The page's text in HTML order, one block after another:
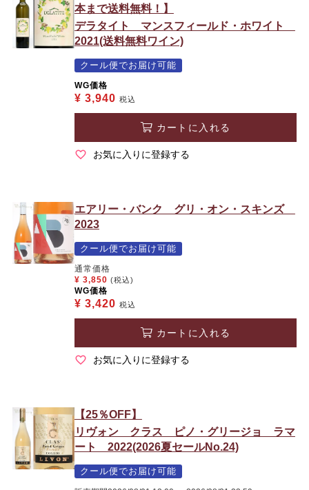
本まで送料無料！】
デラタイト マンスフィールド・ホワイト
2021(送料無料ワイン)
クール便でお届け可能
WG価格
¥ 3,940 税込
カートに入れる
お気に入りに登録する
エアリー・バンク グリ・オン・スキンズ
2023
クール便でお届け可能
通常価格
¥ 3,850 (税込)
WG価格
¥ 3,420 税込
カートに入れる
お気に入りに登録する
【25％OFF】
リヴォン クラス ピノ・グリージョ ラマ
ート 2022(2026夏セールNo.24)
クール便でお届け可能